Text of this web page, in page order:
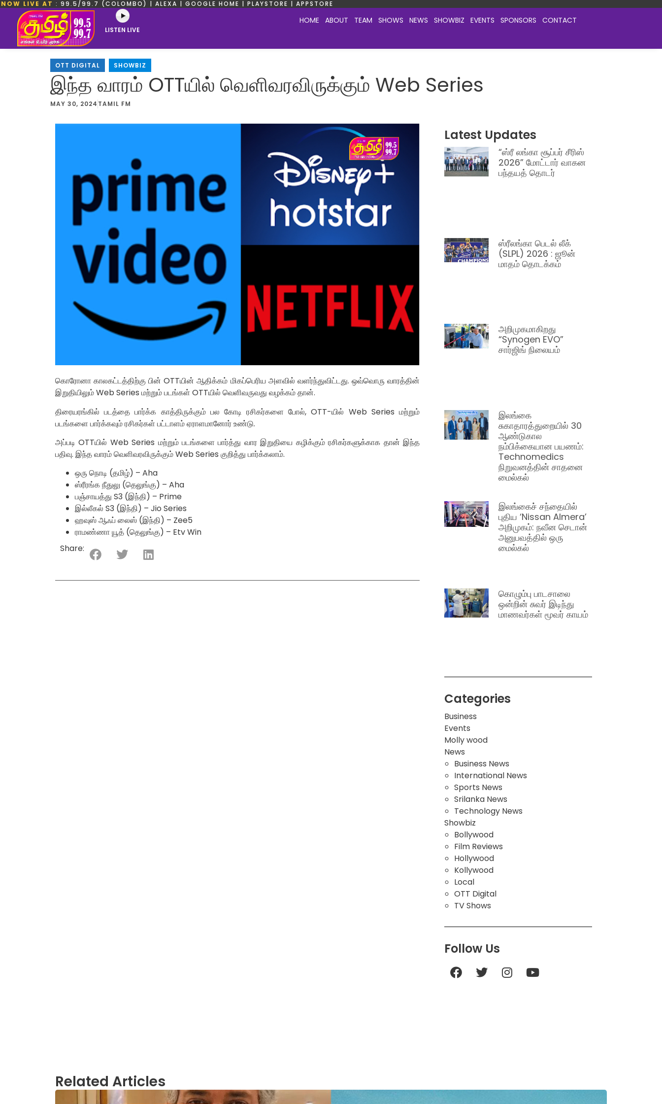
NOW LIVE AT : 99.5/99.7 (COLOMBO) | ALEXA | GOOGLE HOME | PLAYSTORE | APPSTORE
LISTEN LIVE
HOME ABOUT TEAM SHOWS NEWS SHOWBIZ EVENTS SPONSORS CONTACT
OTT DIGITAL SHOWBIZ
இந்த வாரம் OTTயில் வெளிவரவிருக்கும் Web Series
MAY 30, 2024 TAMIL FM
கொரோனா காலகட்டத்திற்கு பின் OTTயின் ஆதிக்கம் மிகப்பெரிய அளவில் வளர்ந்துவிட்டது. ஒவ்வொரு வாரத்தின்
இறுதியிலும் Web Series மற்றும் படங்கள் OTTயில் வெளிவருவது வழக்கம் தான்.
திரையரங்கில் படத்தை பார்க்க காத்திருக்கும் பல கோடி ரசிகர்களை போல், OTT-யில் Web Series மற்றும்
படங்களை பார்க்கவும் ரசிகர்கள் பட்டாளம் ஏராளமானோர் உண்டு.
அப்படி OTTயில் Web Series மற்றும் படங்களை பார்த்து வார இறுதியை கழிக்கும் ரசிகர்களுக்காக தான் இந்த
பதிவு. இந்த வாரம் வெளிவரவிருக்கும் Web Series குறித்து பார்க்கலாம்.
ஒரு நொடி (தமிழ்) – Aha
ஸ்ரீரங்க நீதுலு (தெலுங்கு) – Aha
பஞ்சாயத்து S3 (இந்தி) – Prime
இல்லீகல் S3 (இந்தி) – Jio Series
ஹவுஸ் ஆஃப் லைஸ் (இந்தி) – Zee5
ராமண்ணா யூத் (தெலுங்கு) – Etv Win
Share:
Latest Updates
“ஸ்ரீ லங்கா சூப்பர் சீரிஸ்
2026” மோட்டார் வாகன
பந்தயத் தொடர்
ஸ்ரீலங்கா பெடல் லீக்
(SLPL) 2026 : ஜூன்
மாதம் தொடக்கம்
அறிமுகமாகிறது
“Synogen EVO”
சார்ஜிங் நிலையம்
இலங்கை
சுகாதாரத்துறையில் 30
ஆண்டுகால
நம்பிக்கையான பயணம்:
Technomedics
நிறுவனத்தின் சாதனை
மைல்கல்
இலங்கைச் சந்தையில்
புதிய ‘Nissan Almera’
அறிமுகம்: நவீன செடான்
அனுபவத்தில் ஒரு
மைல்கல்
கொழும்பு பாடசாலை
ஒன்றின் சுவர் இடிந்து
மாணவர்கள் மூவர் காயம்
Categories
Business
Events
Molly wood
News
Business News
International News
Sports News
Srilanka News
Technology News
Showbiz
Bollywood
Film Reviews
Hollywood
Kollywood
Local
OTT Digital
TV Shows
Follow Us
Related Articles